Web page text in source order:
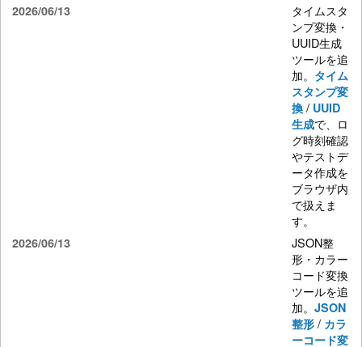
2026/06/13
タイムスタ
ンプ変換・
UUID生成
ツールを追
加。 タイム
スタンプ変
換 / UUID
生成で、ロ
グ時刻確認
やテストデ
ータ作成を
ブラウザ内
で扱えま
す。
2026/06/13
JSON整
形・カラー
コード変換
ツールを追
加。JSON
整形 / カラ
ーコード変